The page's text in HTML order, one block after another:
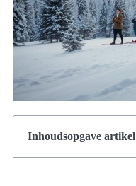
Inhoudsopgave artikel